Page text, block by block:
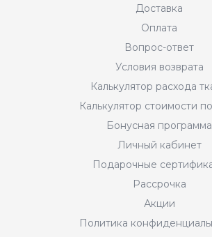
Доставка
Оплата
Вопрос-ответ
Условия возврата
Калькулятор расхода
Калькулятор стоимости
Бонусная программа
Личный кабинет
Подарочные
Рассрочка
Акции
Политика